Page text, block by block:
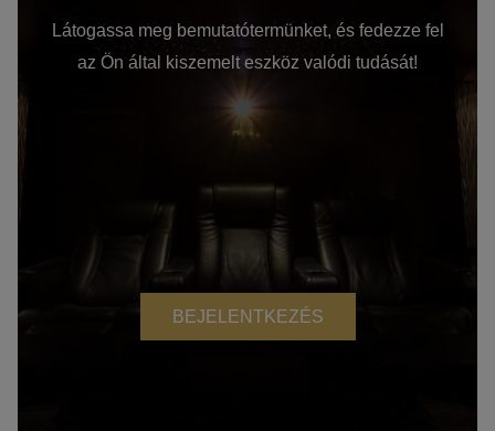
Látogassa meg bemutatótermünket, és fedezze fel
az Ön által kiszemelt eszköz valódi tudását!
BEJELENTKEZÉS